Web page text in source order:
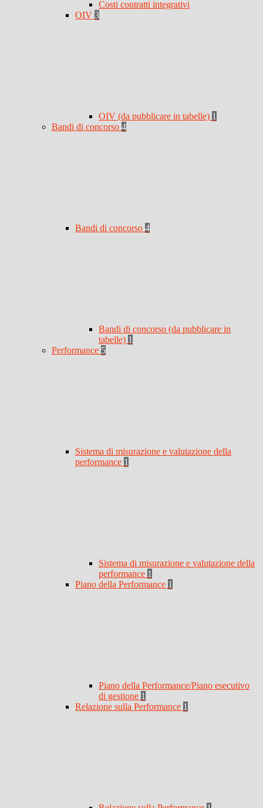
Costi contratti integrativi
OIV 3
OIV (da pubblicare in tabelle) 1
Bandi di concorso 4
Bandi di concorso 4
Bandi di concorso (da pubblicare in
tabelle) 1
Performance 5
Sistema di misurazione e valutazione della
performance 1
Sistema di misurazione e valutazione della
performance 1
Piano della Performance 1
Piano della Performance/Piano esecutivo
di gestione 1
Relazione sulla Performance 1